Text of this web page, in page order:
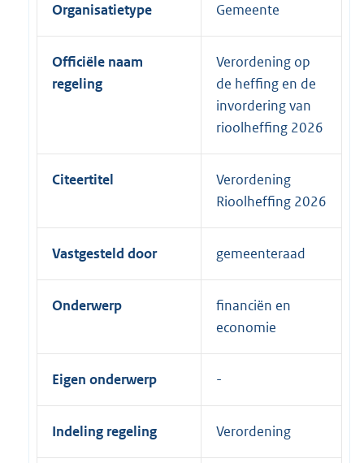
Organisatietype Gemeente
Officiële naam
regeling
Verordening op
de heffing en de
invordering van
rioolheffing 2026
Citeertitel
Verordening
Rioolheffing 2026
Vastgesteld door gemeenteraad
Onderwerp
financiën en
economie
Eigen onderwerp
Indeling regeling Verordening